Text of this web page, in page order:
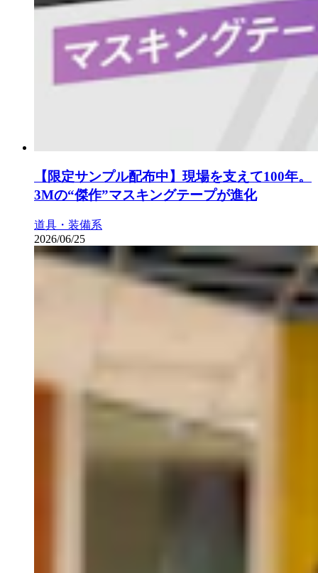
【限定サンプル配布中】現場を支えて100年。
3Mの“傑作”マスキングテープが進化
道具・装備系
2026/06/25